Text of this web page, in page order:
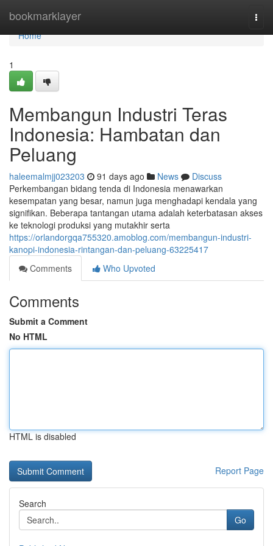
bookmarklayer
Home
Home
1
Membangun Industri Teras
Indonesia: Hambatan dan
Peluang
haleemalmjj023203 91 days ago News
Discuss
Perkembangan bidang tenda di Indonesia menawarkan
kesempatan yang besar, namun juga menghadapi kendala yang
signifikan. Beberapa tantangan utama adalah keterbatasan akses
ke teknologi produksi yang mutakhir serta
https://orlandorgqa755320.amoblog.com/membangun-industri-
kanopi-indonesia-rintangan-dan-peluang-63225417
Comments
Who Upvoted
Comments
Submit a Comment
No HTML
HTML is disabled
Report Page
Search
Go